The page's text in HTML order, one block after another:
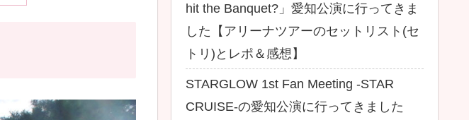
hit the Banquet?」愛知公演に行ってきま
した【アリーナツアーのセットリスト(セ
トリ)とレポ＆感想】
STARGLOW 1st Fan Meeting -STAR
CRUISE-の愛知公演に行ってきました